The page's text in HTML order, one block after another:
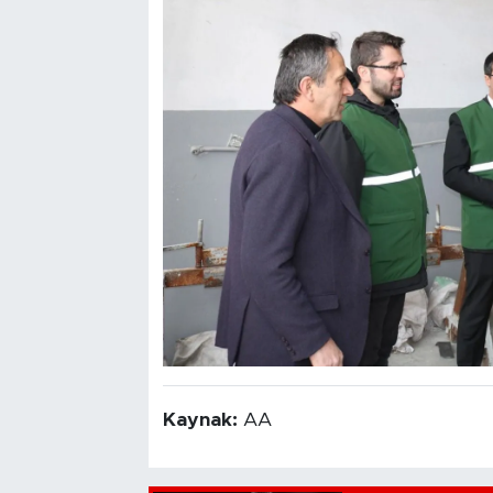
Kaynak: AA